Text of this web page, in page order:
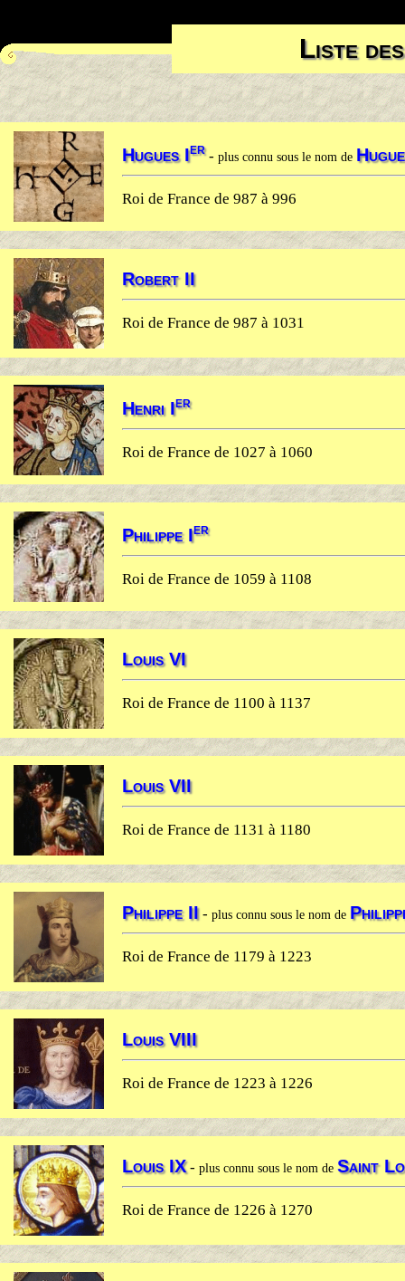
Liste
Hugues Ier- plus connu sous le nom de
Roi de France de 987 à 996
Robert II
Roi de France de 987 à 1031
Henri Ier
Roi de France de 1027 à 1060
Philippe Ier
Roi de France de 1059 à 1108
Louis VI
Roi de France de 1100 à 1137
Louis VII
Roi de France de 1131 à 1180
Philippe II- plus connu sous le nom de
Roi de France de 1179 à 1223
Louis VIII
Roi de France de 1223 à 1226
Louis IX- plus connu sous le nom de Saint
Roi de France de 1226 à 1270